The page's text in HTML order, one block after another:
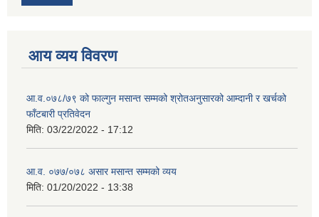
आय व्यय विवरण
आ.व.०७८/७९ को फाल्गुन मसान्त सम्मको श्रोतअनुसारको आम्दानी र खर्चको
फाँटबारी प्रतिवेदन
मिति: 03/22/2022 - 17:12
आ.व. ०७७/०७८ असार मसान्त सम्मको व्यय
मिति: 01/20/2022 - 13:38